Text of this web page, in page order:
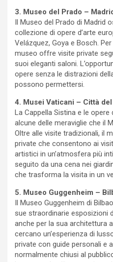
3. Museo del Prado –
Il Museo del Prado di Madrid
collezione di opere d’arte
Velázquez, Goya e Bosch.
museo offre visite private
suoi eleganti saloni.
opere senza le distrazioni
possono permettersi.
4. Musei Vaticani – Città
La Cappella Sistina e le
alcune delle meraviglie che il
Oltre alle visite tradizionali, il
private che consentono ai
artistici in un’atmosfera più
seguito da una cena nei
che trasforma la visita in un
5. Museo Guggenheim –
Il Museo Guggenheim di
sue straordinarie esposizioni
anche per la sua architettura
cercano un’esperienza di
private con guide personali e
normalmente chiusi al